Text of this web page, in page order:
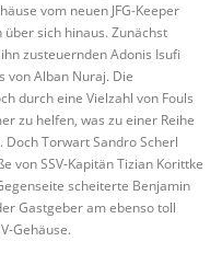
vom neuen JFG-Keeper
sich hinaus. Zunächst
zusteuernden Adonis Isufi
von Alban Nuraj. Die
durch eine Vielzahl von Fouls
zu helfen, was zu einer Reihe
Torwart Sandro Scherl
von SSV-Kapitän Tizian Korittke
scheiterte Benjamin
Gastgeber am ebenso toll
Gehäuse.